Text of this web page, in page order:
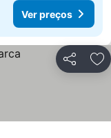
Ver preços
Partilhar